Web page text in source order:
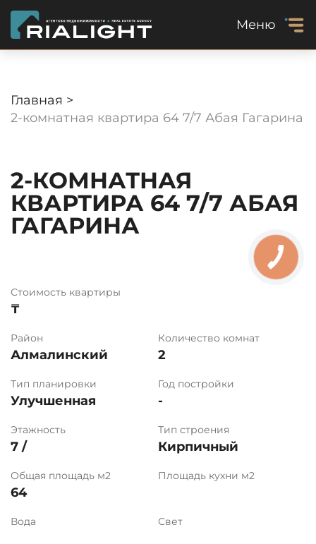
Меню
Главная >
2-комнатная квартира 64 7/7 Абая Гагарина
2-КОМНАТНАЯ
КВАРТИРА 64 7/7 АБАЯ
ГАГАРИНА
Стоимость квартиры
₸
Район
Алмалинский
Количество комнат
2
Тип планировки
Улучшенная
Год постройки
-
Этажность
7 /
Тип строения
Кирпичный
Общая площадь м2
64
Площадь кухни м2
Вода Свет